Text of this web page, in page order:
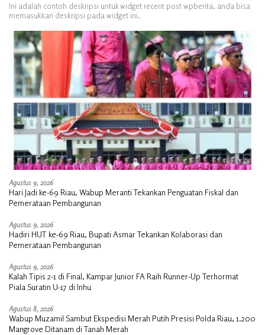
Ini adalah contoh deskripsi untuk widget recent post wpberita, anda bisa
memasukkan deskripsi pada widget ini.
Agustus 9, 2026
Hari Jadi ke-69 Riau, Wabup Meranti Tekankan Penguatan Fiskal dan
Pemerataan Pembangunan
Agustus 9, 2026
Hadiri HUT ke-69 Riau, Bupati Asmar Tekankan Kolaborasi dan
Pemerataan Pembangunan
Agustus 9, 2026
Kalah Tipis 2-1 di Final, Kampar Junior FA Raih Runner-Up Terhormat
Piala Suratin U-17 di Inhu
Agustus 8, 2026
Wabup Muzamil Sambut Ekspedisi Merah Putih Presisi Polda Riau, 1.200
Mangrove Ditanam di Tanah Merah